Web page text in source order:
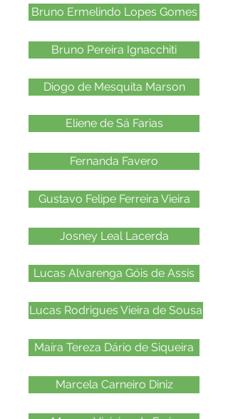
Bruno Ermelindo Lopes Gomes
Bruno Pereira Ignacchiti
Diogo de Mesquita Marson
Eliene de Sá Farias
Fernanda Favero
Gustavo Felipe Ferreira Vieira
Josney Leal Lacerda
Lucas Alvarenga Góis de Assis
Lucas Rodrigues Vieira de Sousa
Maíra Tereza Dário de Siqueira
Marcela Carneiro Diniz